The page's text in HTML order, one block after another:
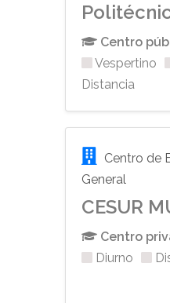
Centro
Vespertino
Distancia
Centro de
General
CESUR
Centro
Diurno